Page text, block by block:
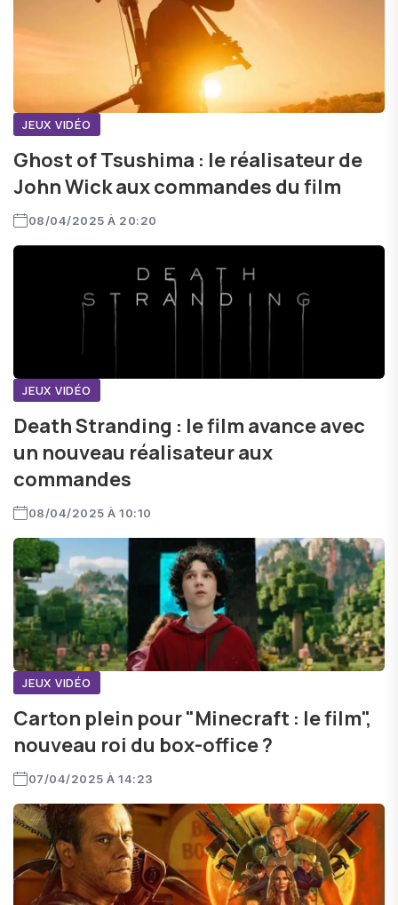
JEUX VIDÉO
Ghost of Tsushima : le réalisateur de
John Wick aux commandes du film
08/04/2025 À 20:20
JEUX VIDÉO
Death Stranding : le film avance avec
un nouveau réalisateur aux
commandes
08/04/2025 À 10:10
JEUX VIDÉO
Carton plein pour "Minecraft : le film",
nouveau roi du box-office ?
07/04/2025 À 14:23